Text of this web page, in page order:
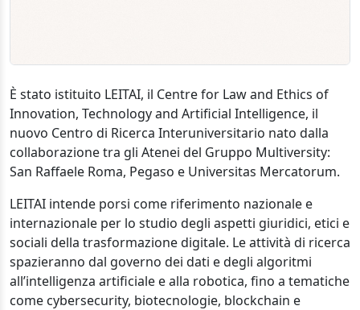
È stato istituito LEITAI, il Centre for Law and Ethics of
Innovation, Technology and Artificial Intelligence, il
nuovo Centro di Ricerca Interuniversitario nato dalla
collaborazione tra gli Atenei del Gruppo Multiversity:
San Raffaele Roma, Pegaso e Universitas Mercatorum.
LEITAI intende porsi come riferimento nazionale e
internazionale per lo studio degli aspetti giuridici, etici e
sociali della trasformazione digitale. Le attività di ricerca
spazieranno dal governo dei dati e degli algoritmi
all’intelligenza artificiale e alla robotica, fino a tematiche
come cybersecurity, biotecnologie, blockchain e